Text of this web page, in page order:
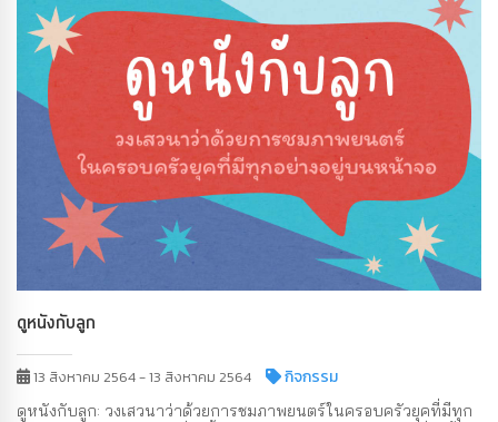
ดูหนังกับลูก
13 สิงหาคม 2564 - 13 สิงหาคม 2564 กิจกรรม
ดูหนังกับลูก: วงเสวนาว่าด้วยการชมภาพยนตร์ในครอบครัวยุคที่มีทุก